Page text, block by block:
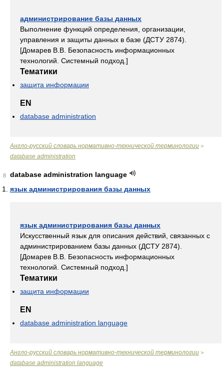
администрирование базы данных
Выполнение функций определения, организации,
управления и защиты данных в базе (ДСТУ 2874).
[Домарев В.В. Безопасность информационных
технологий. Системный подход.]
Тематики
защита информации
EN
database administration
Англо-русский словарь нормативно-технической терминологии >
database administration
8
database administration language
язык администрирования базы данных
язык администрирования базы данных
Искусственный язык для описания действий, связанных с
администрированием базы данных (ДСТУ 2874).
[Домарев В.В. Безопасность информационных
технологий. Системный подход.]
Тематики
защита информации
EN
database administration language
Англо-русский словарь нормативно-технической терминологии >
database administration language